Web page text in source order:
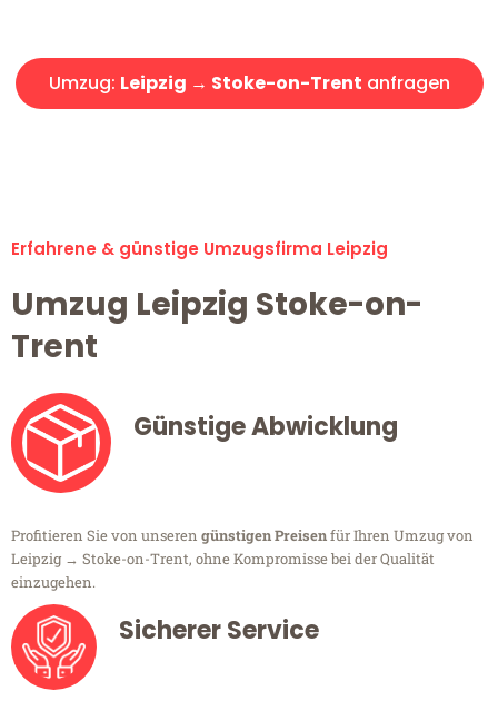
Umzug: Leipzig → Stoke-on-Trent anfragen
Erfahrene & günstige Umzugsfirma Leipzig
Umzug Leipzig Stoke-on-
Trent
Günstige Abwicklung
Profitieren Sie von unseren günstigen Preisenfür Ihren Umzug von
Leipzig → Stoke-on-Trent, ohne Kompromisse bei der Qualität
einzugehen.
Sicherer Service